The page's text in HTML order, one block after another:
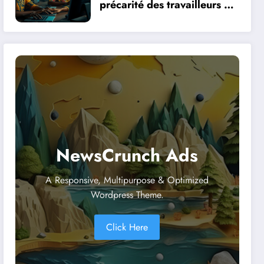
précarité des travailleurs du
révolution numérique
NewsCrunch Ads
A Responsive, Multipurpose & Optimized
Wordpress Theme.
Click Here